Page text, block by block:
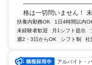
格は一切問いません！
扶養内勤務OK 1日4時間以内
未経験者歓迎
月1シフト提出
週2・3日からOK
シフト制 社
アルバイト・